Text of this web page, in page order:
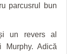
parcusrul bun
un revers al
Adică